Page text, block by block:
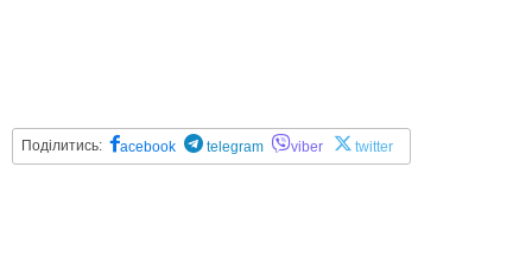
Поділитись: acebook telegram viber twitter